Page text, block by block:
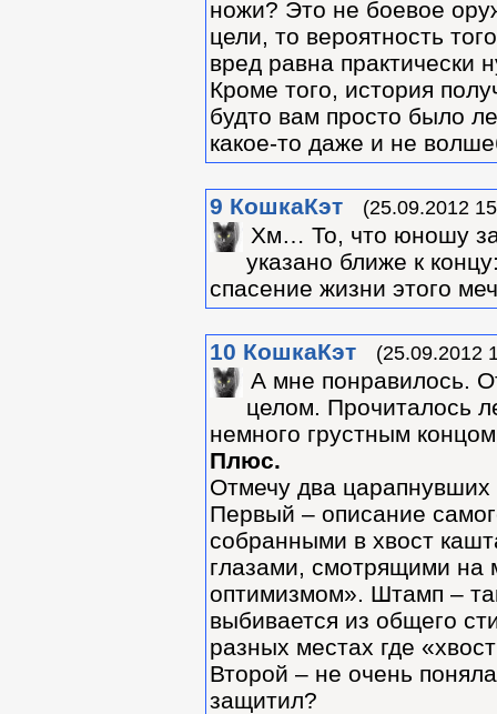
ножи? Это не боевое
цели, то вероятность
вред равна практически
Кроме того, история
будто вам просто было
какое-то даже и не
9 КошкаКэт (25.09.2012
Хм… То, что юношу
указано ближе к
спасение жизни этого
10 КошкаКэт (25.09.2012
А мне понравилось.
целом. Прочиталось
немного грустным
Плюс.
Отмечу два
Первый – описание
собранными в хвост
глазами, смотрящими на
оптимизмом». Штамп –
выбивается из общего
разных местах где
Второй – не очень
защитил?